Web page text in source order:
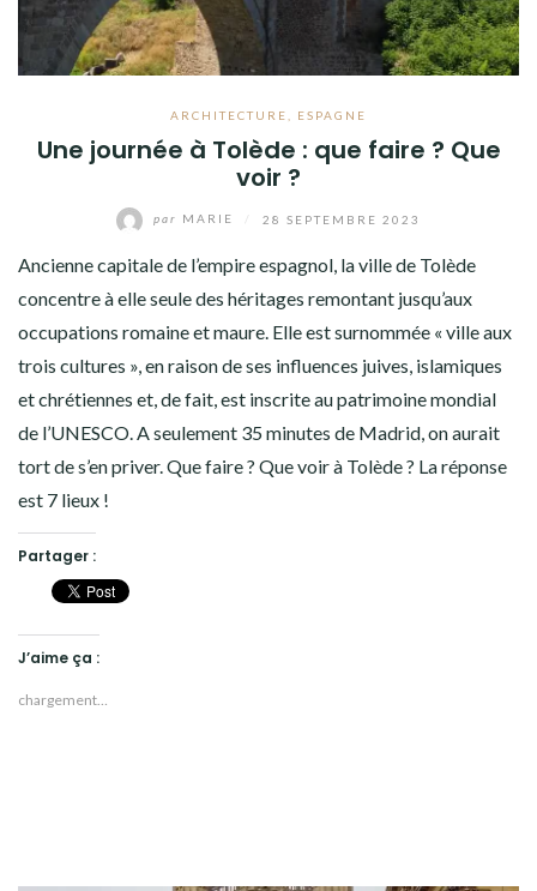
ARCHITECTURE ESPAGNE
Une journée à Tolède : que faire ? Que
voir ?
par MARIE 28 SEPTEMBRE 2023
Ancienne capitale de l’empire espagnol, la ville de Tolède
concentre à elle seule des héritages remontant jusqu’aux
occupations romaine et maure. Elle est surnommée « ville aux
trois cultures », en raison de ses influences juives, islamiques
et chrétiennes et, de fait, est inscrite au patrimoine mondial
de l’UNESCO. A seulement 35 minutes de Madrid, on aurait
tort de s’en priver. Que faire ? Que voir à Tolède ? La réponse
est 7 lieux !
Partager :
J’aime ça :
chargement…